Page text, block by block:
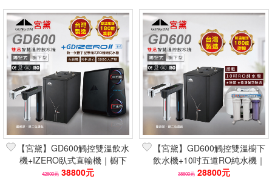
【宮黛】GD600觸控雙溫飲水
機+IZERO臥式直輸機｜櫥下
型 600G 台灣製保固
42800元 38800元
【宮黛】GD600觸控雙溫櫥下
飲水機+10吋五道RO純水機｜
台灣製保固 除菌強效除垢
38800元 28800元